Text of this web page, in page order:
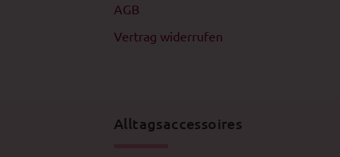
AGB
Vertrag widerrufen
Alltagsaccessoires